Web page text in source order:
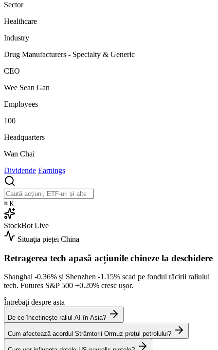
Sector
Healthcare
Industry
Drug Manufacturers - Specialty & Generic
CEO
Wee Sean Gan
Employees
100
Headquarters
Wan Chai
Dividende Earnings
⌘ K
StockBot Live
Situația pieței China
Retragerea tech apasă acțiunile chineze la deschidere
Shanghai -0.36% și Shenzhen -1.15% scad pe fondul răcirii raliului
tech. Futures S&P 500 +0.20% cresc ușor.
Întrebați despre asta
De ce încetinește raliul AI în Asia?
Cum afectează acordul Strâmtorii Ormuz prețul petrolului?